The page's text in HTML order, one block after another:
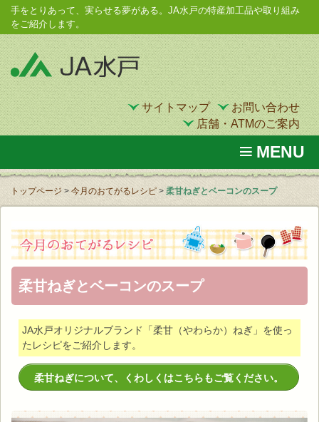
手をとりあって、実らせる夢がある。JA水戸の特産加工品や取り組み
をご紹介します。
お問い合わせ
サイトマップ
店舗・ATMのご案内
MENU
トップページ > 今月のおてがるレシピ > 柔甘ねぎとベーコンのスープ
柔甘ねぎとベーコンのスープ
JA水戸オリジナルブランド「柔甘（やわらか）ねぎ」を使っ
たレシピをご紹介します。
柔甘ねぎについて、くわしくはこちらもご覧ください。